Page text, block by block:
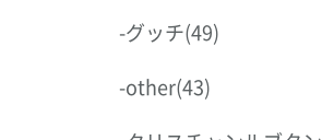
-グッチ(49)
-other(43)